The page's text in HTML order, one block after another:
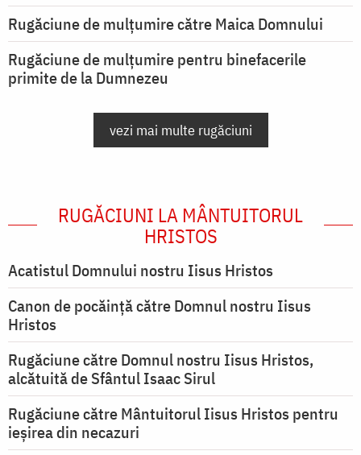
Rugăciune de mulţumire către Maica Domnului
Rugăciune de mulțumire pentru binefacerile
primite de la Dumnezeu
vezi mai multe rugăciuni
RUGĂCIUNI LA MÂNTUITORUL
HRISTOS
Acatistul Domnului nostru Iisus Hristos
Canon de pocăință către Domnul nostru Iisus
Hristos
Rugăciune către Domnul nostru Iisus Hristos,
alcătuită de Sfântul Isaac Sirul
Rugăciune către Mântuitorul Iisus Hristos pentru
ieşirea din necazuri